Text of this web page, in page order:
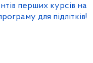
перших курсів на
для підлітків!